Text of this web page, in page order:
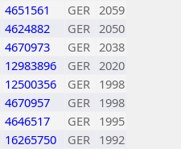
4651561 GER 2059
4624882 GER 2050
4670973 GER 2038
12983896 GER 2020
12500356 GER 1998
4670957 GER 1998
4646517 GER 1995
16265750 GER 1992